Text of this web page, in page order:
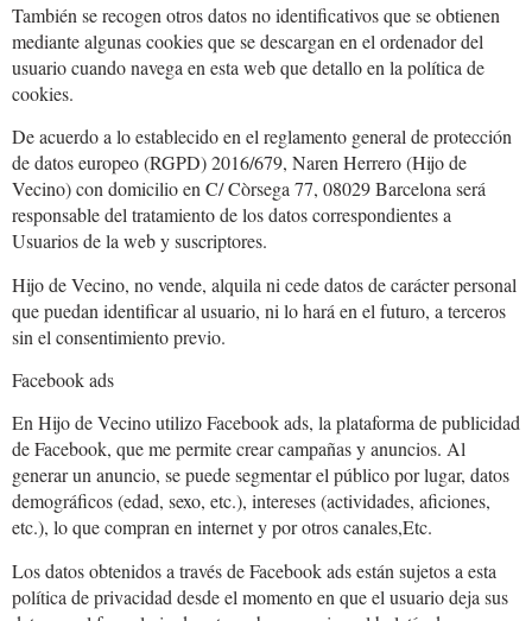
También se recogen otros datos no identificativos que se obtienen
mediante algunas cookies que se descargan en el ordenador del
usuario cuando navega en esta web que detallo en la política de
cookies.
De acuerdo a lo establecido en el reglamento general de protección
de datos europeo (RGPD) 2016/679, Naren Herrero (Hijo de
Vecino) con domicilio en C/ Còrsega 77, 08029 Barcelona será
responsable del tratamiento de los datos correspondientes a
Usuarios de la web y suscriptores.
Hijo de Vecino, no vende, alquila ni cede datos de carácter personal
que puedan identificar al usuario, ni lo hará en el futuro, a terceros
sin el consentimiento previo.
Facebook ads
En Hijo de Vecino utilizo Facebook ads, la plataforma de publicidad
de Facebook, que me permite crear campañas y anuncios. Al
generar un anuncio, se puede segmentar el público por lugar, datos
demográficos (edad, sexo, etc.), intereses (actividades, aficiones,
etc.), lo que compran en internet y por otros canales,Etc.
Los datos obtenidos a través de Facebook ads están sujetos a esta
política de privacidad desde el momento en que el usuario deja sus